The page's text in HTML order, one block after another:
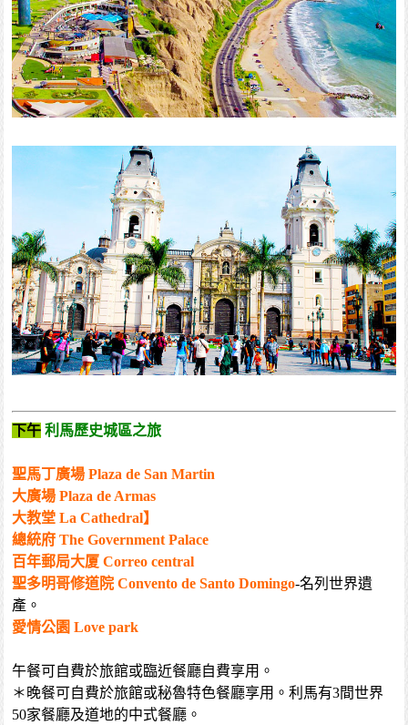
下午 利馬歷史城區之旅
聖馬丁廣場 Plaza de San Martin
大廣場 Plaza de Armas
大教堂 La Cathedral】
總統府 The Government Palace
百年郵局大厦 Correo central
聖多明哥修道院 Convento de Santo Domingo-名列世界遺
產。
愛情公園 Love park
午餐可自費於旅館或臨近餐廳自費享用。
＊晚餐可自費於旅館或秘魯特色餐廳享用。利馬有3間世界
50家餐廳及道地的中式餐廳。